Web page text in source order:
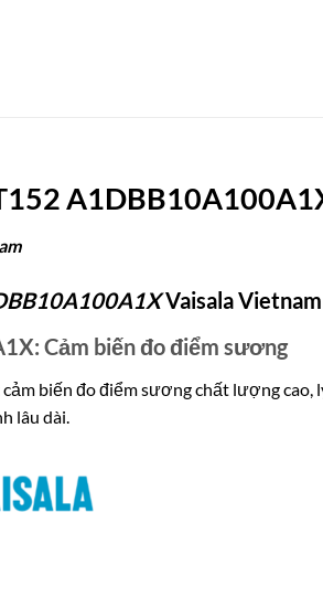
VaisalaVietnam
Cảm biến đo điểm sương
biến đo điểm sương chất lượng
lâu dài.